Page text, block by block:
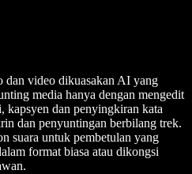
dan video dikuasakan AI yang
media hanya dengan mengedit
kapsyen dan penyingkiran kata
dan penyuntingan berbilang trek.
suara untuk pembetulan yang
format biasa atau dikongsi